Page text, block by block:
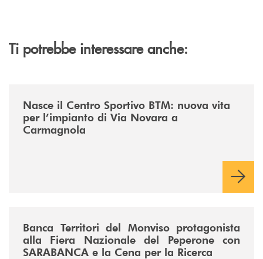
Ti potrebbe interessare anche:
Nasce il Centro Sportivo BTM: nuova vita
per l’impianto di Via Novara a
Carmagnola
Banca Territori del Monviso protagonista
alla Fiera Nazionale del Peperone con
SARABANCA e la Cena per la Ricerca